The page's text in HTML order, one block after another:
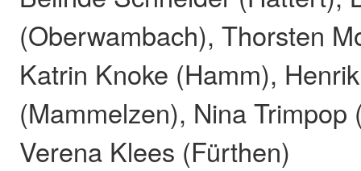
(Oberwambach), Thorsten
Katrin Knoke (Hamm),
(Mammelzen), Nina
Verena Klees (Fürthen)